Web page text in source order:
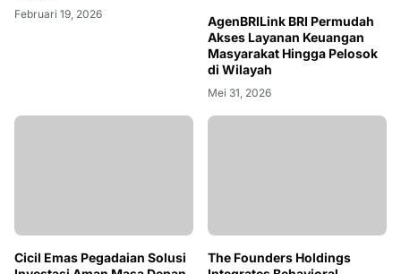
Februari 19, 2026
AgenBRILink BRI Permudah
Akses Layanan Keuangan
Masyarakat Hingga Pelosok
di Wilayah
Mei 31, 2026
Cicil Emas Pegadaian Solusi
The Founders Holdings